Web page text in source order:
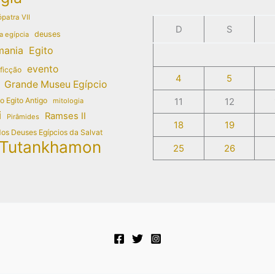
VII
egípcia
deuses
Egito
evento
Grande Museu Egípcio
Egito Antigo mitologia
Pirâmides Ramses II
Deuses Egípcios da Salvat
D S
4
5
11
12
18
19
25
26